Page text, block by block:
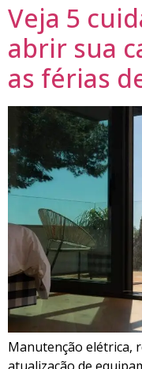
Veja 5
abrir sua
as férias
Manutenção elétrica,